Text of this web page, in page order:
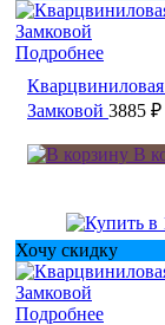
Подробнее
Замковой 3885 ₽
В
Хочу скидку
Подробнее